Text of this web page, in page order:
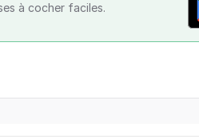
à cocher faciles.